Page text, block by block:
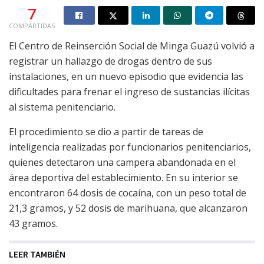
7
COMPARTIDAS
El Centro de Reinserción Social de Minga Guazú volvió a
registrar un hallazgo de drogas dentro de sus
instalaciones, en un nuevo episodio que evidencia las
dificultades para frenar el ingreso de sustancias ilícitas
al sistema penitenciario.
El procedimiento se dio a partir de tareas de
inteligencia realizadas por funcionarios penitenciarios,
quienes detectaron una campera abandonada en el
área deportiva del establecimiento. En su interior se
encontraron 64 dosis de cocaína, con un peso total de
21,3 gramos, y 52 dosis de marihuana, que alcanzaron
43 gramos.
LEER TAMBIÉN